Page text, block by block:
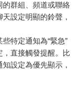
的群組、頻道或聯絡
設定明顯的鈴聲，
些特定通知為“緊急”
直接觸發提醒。比
設定為優先顯示，